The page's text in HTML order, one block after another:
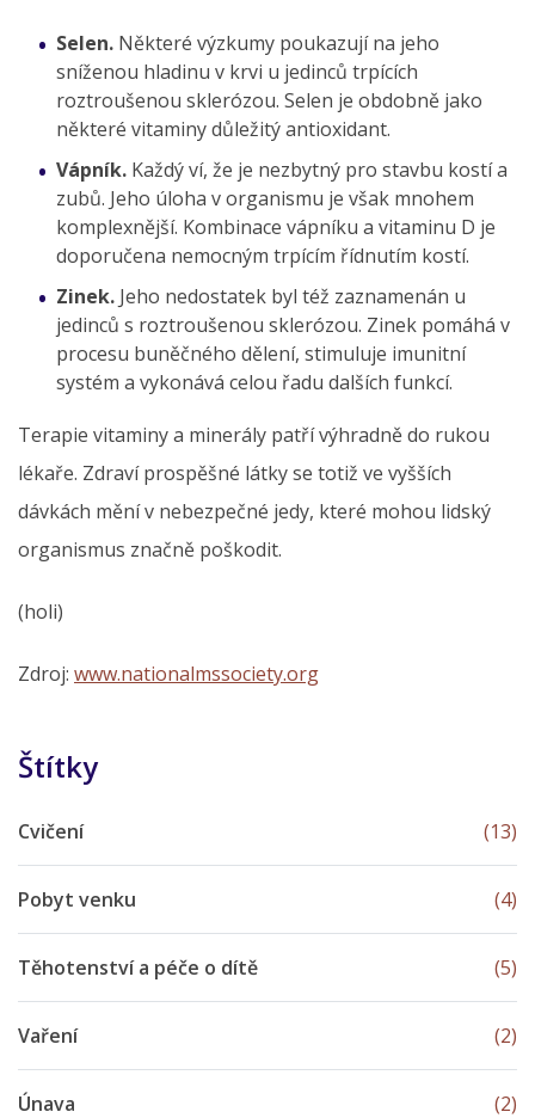
Selen. Některé výzkumy poukazují na jeho
sníženou hladinu v krvi u jedinců trpících
roztroušenou sklerózou. Selen je obdobně jako
některé vitaminy důležitý antioxidant.
Vápník. Každý ví, že je nezbytný pro stavbu kostí a
zubů. Jeho úloha v organismu je však mnohem
komplexnější. Kombinace vápníku a vitaminu D je
doporučena nemocným trpícím řídnutím kostí.
Zinek. Jeho nedostatek byl též zaznamenán u
jedinců s roztroušenou sklerózou. Zinek pomáhá v
procesu buněčného dělení, stimuluje imunitní
systém a vykonává celou řadu dalších funkcí.
Terapie vitaminy a minerály patří výhradně do rukou
lékaře. Zdraví prospěšné látky se totiž ve vyšších
dávkách mění v nebezpečné jedy, které mohou lidský
organismus značně poškodit.
(holi)
Zdroj: www.nationalmssociety.org
Štítky
Cvičení (13)
Pobyt venku (4)
Těhotenství a péče o dítě (5)
Vaření (2)
Únava (2)